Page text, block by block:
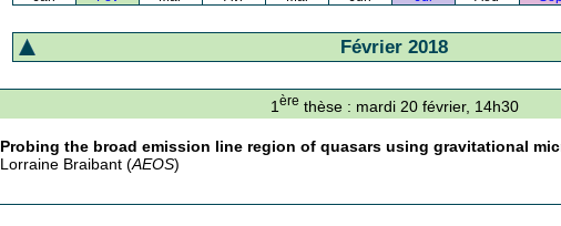
Février 2018
1 ère thèse : mardi 20 février, 14h30
Probing the broad emission line region of quasars using gravitational
Lorraine Braibant (AEOS)